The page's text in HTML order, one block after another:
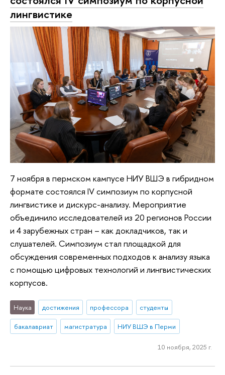
лингвистике
7 ноября в пермском кампусе НИУ ВШЭ в гибридном
формате состоялся IV симпозиум по корпусной
лингвистике и дискурс-анализу. Мероприятие
объединило исследователей из 20 регионов России
и 4 зарубежных стран – как докладчиков, так и
слушателей. Симпозиум стал площадкой для
обсуждения современных подходов к анализу языка
с помощью цифровых технологий и лингвистических
корпусов.
Наука достижения профессора студенты
бакалавриат магистратура НИУ ВШЭ в Перми
10 ноября, 2025 г.